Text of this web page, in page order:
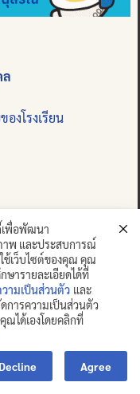
ล
งโรงเรียน
เพื่อพัฒนา
พ และประสบการณ์
ช้เว็บไซต์ของคุณ คุณ
ษารายละเอียดได้ที่
ามเป็นส่วนตัว และ
การความเป็นส่วนตัว
คุณได้เองโดยคลิกที่
Decline Agree